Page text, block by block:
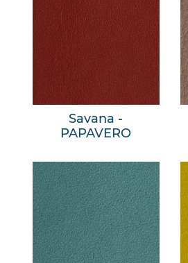
Savana -
PAPAVERO